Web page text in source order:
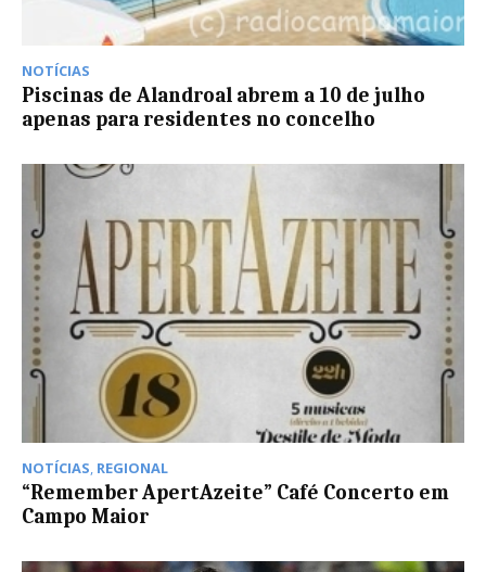
NOTÍCIAS
Piscinas de Alandroal abrem a 10 de julho
apenas para residentes no concelho
NOTÍCIAS, REGIONAL
“Remember ApertAzeite” Café Concerto em
Campo Maior